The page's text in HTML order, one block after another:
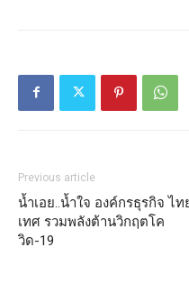
Previous article
น้ำเอย..น้ำใจ องค์กรธุรกิจ ไท
เทศ รวมพลังต้านวิกฤตโค
วิด-19